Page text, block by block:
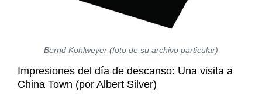
Bernd Kohlweyer (foto de su archivo particular)
Impresiones del día de descanso: Una visita a
China Town (por Albert Silver)